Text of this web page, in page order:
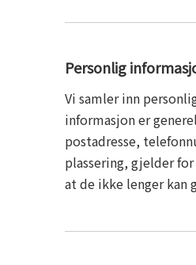
Personlig
Vi samler inn
informasjon er
postadresse,
plassering, gjelder
at de ikke lenger kan